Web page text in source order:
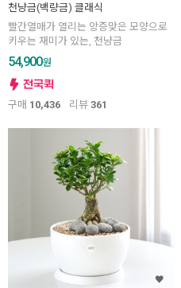
천냥금(백량금) 클래식
빨간열매가 열리는 앙증맞은 모양으로
키우는 재미가 있는, 천냥금
54,900원
구매 10,436 리뷰 361